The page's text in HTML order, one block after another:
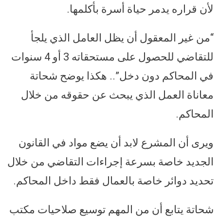
لأن قراره يدمر حياة أسرة بأكلمها.
“من غير المعقول أن يظل العامل الذي يلجأ
للتقاضي للحصول على مستحقاته 3 أو 4 سنوات
في المحاكم دون دخل”.. هكذا يوضح شحاتة
معاناة العمل الذي يبحث عن حقوقه من خلال
المحاكم.
ويرى أن المشرع لابد أن يضع مواد في القانون
الجديد خاصة بسرعة إجراءات التقاضي من خلال
تحديد دوائر خاصة بالعمال فقط داخل المحاكم.
شحاتة يتابع أن من المهم توسيع صلاحيات مكتب